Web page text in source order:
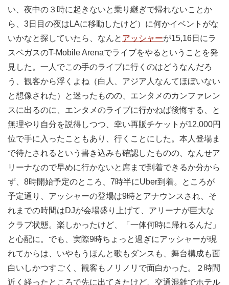
い、夜中の３時に起きないと乗り継ぎで帰れないことか
ら、3日目の夜はLAに移動したけど）に何かイベントがな
いかなと探していたら、なんと アッシャーが15,16日にラ
スベガスのT-Mobile Arenaでライブをやるということを発
見した。一人でこの手のライブに行くのはどうなんだろ
う、観客から浮くよね（白人、アジア人なんてほぼいない
と想像された）と迷ったものの、エンタメのカンファレン
スに出るのに、エンタメのライブに行かねば後悔する、と
無理やり自分を説得しつつ、幸い再販チケットが12,000円
位で手に入ったこともあり、行くことにした。本人登場ま
で待たされるという書き込みも確認したものの、なんせア
リーナなので早めに行かないと席まで到着できるか分から
ず、8時開始予定のところ、7時半にUber到着。ところが
予定通り、アッシャーの登場は9時とアナウンスされ、そ
れまでの時間はDJが会場盛り上げて、アリーナが巨大な
クラブ状態。楽しかったけど、「一体何時に帰れるんだ」
と心配に。でも、実際9時ちょっと過ぎにアッシャーが現
れてからは、いやもうほんと歌もダンスも、舞台構成も面
白いしかつすごく、観客もノリノリで面白かった。２時間
近く経ったところで先に出てきたけど、交通混雑でホテル